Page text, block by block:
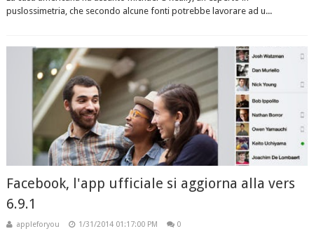
puslossimetria, che secondo alcune fonti potrebbe lavorare ad u...
Facebook, l'app ufficiale si aggiorna alla vers
6.9.1
appleforyou 1/31/2014 01:17:00 PM 0